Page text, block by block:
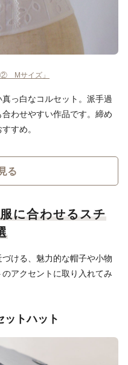
② Mサイズ」
っ白なコルセット。派手過
わせやすい作品です。締め
すめ。
る
に合わせるスチ
ける、魅力的な帽子や小物
アクセントに取り入れてみ
ットハット